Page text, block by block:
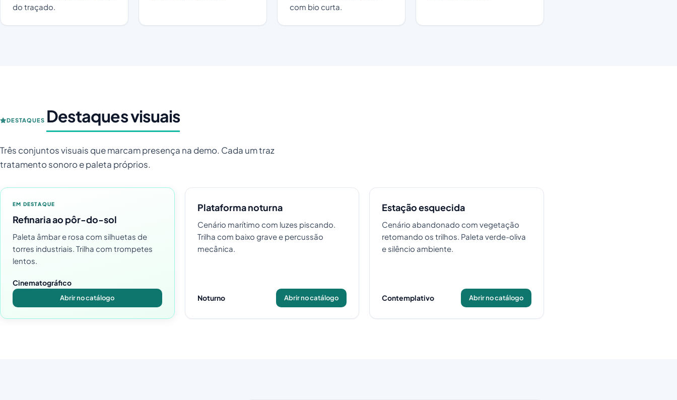
do traçado.
com bio curta.
DESTAQUES Destaques visuais
Três conjuntos visuais que marcam presença na demo. Cada um traz
tratamento sonoro e paleta próprios.
EM DESTAQUE
Refinaria ao pôr-do-sol
Paleta âmbar e rosa com silhuetas de
torres industriais. Trilha com trompetes
lentos.
Cinematográfico
Abrir no catálogo
Plataforma noturna
Cenário marítimo com luzes piscando.
Trilha com baixo grave e percussão
mecânica.
Noturno Abrir no catálogo
Estação esquecida
Cenário abandonado com vegetação
retomando os trilhos. Paleta verde-oliva
e silêncio ambiente.
Contemplativo Abrir no catálogo